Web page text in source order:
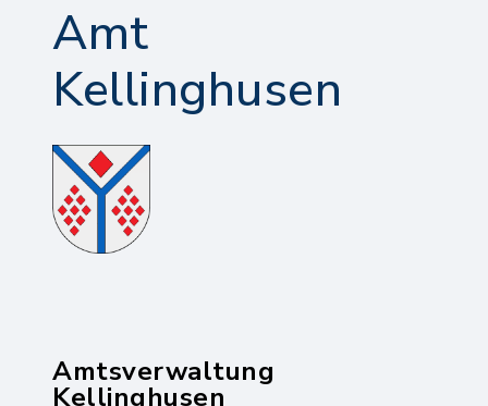
Amt
Kellinghusen
Amtsverwaltung
Kellinghusen